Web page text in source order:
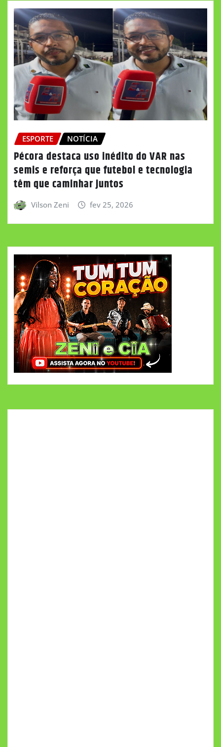
ESPORTE NOTÍCIA
Pécora destaca uso inédito do VAR nas
semis e reforça que futebol e tecnologia
têm que caminhar juntos
Vilson Zeni fev 25, 2026